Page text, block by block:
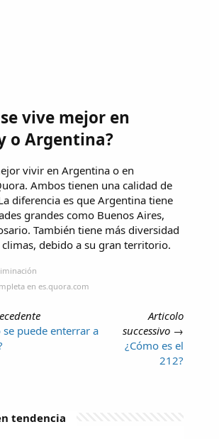
vive mejor en
o Argentina?
vivir en Argentina o en
Ambos tienen una calidad de
diferencia es que Argentina tiene
grandes como Buenos Aires,
También tiene más diversidad
climas, debido a su gran territorio.
en es.quora.com
se puede enterrar a
Articolo
successivo →
¿Cómo es el
212?
tendencia